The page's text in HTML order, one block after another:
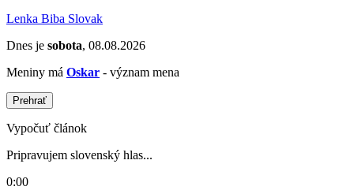
Lenka Biba Slovak
Dnes je sobota, 08.08.2026
Meniny má Oskar - význam mena
Prehrať
Vypočuť článok
Pripravujem slovenský hlas...
0:00